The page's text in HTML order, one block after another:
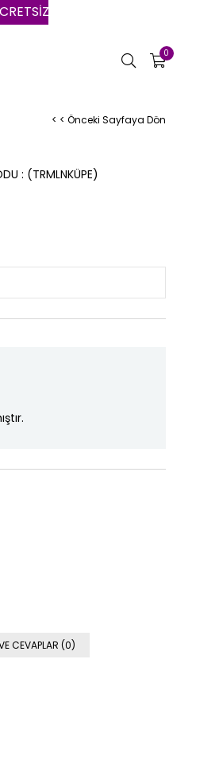
KARGO | VADE FARKSIZ 3 AYA
0
< < Önceki Sayfaya Dön
(TRMLNKÜPE)
CEVAPLAR (0)